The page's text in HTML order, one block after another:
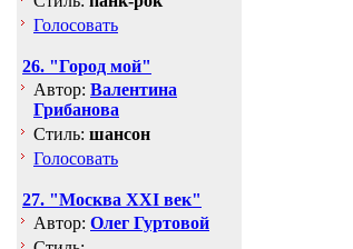
Голосовать
26. "Город мой"
Автор: Валентина
Грибанова
Стиль: шансон
Голосовать
27. "Москва XXI век"
Автор: Олег Гуртовой